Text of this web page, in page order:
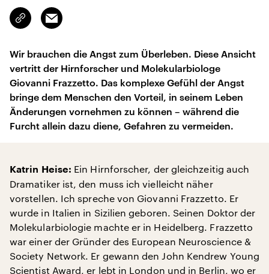
Link
kopieren/teilen
Email
Wir brauchen die Angst zum Überleben. Diese Ansicht
vertritt der Hirnforscher und Molekularbiologe
Giovanni Frazzetto. Das komplexe Gefühl der Angst
bringe dem Menschen den Vorteil, in seinem Leben
Änderungen vornehmen zu können – während die
Furcht allein dazu diene, Gefahren zu vermeiden.
Katrin Heise: Ein Hirnforscher, der gleichzeitig auch
Dramatiker ist, den muss ich vielleicht näher
vorstellen. Ich spreche von Giovanni Frazzetto. Er
wurde in Italien in Sizilien geboren. Seinen Doktor der
Molekularbiologie machte er in Heidelberg. Frazzetto
war einer der Gründer des European Neuroscience &
Society Network. Er gewann den John Kendrew Young
Scientist Award, er lebt in London und in Berlin, wo er